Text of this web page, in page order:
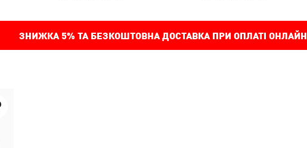
ЗНИЖКА 5% ТА БЕЗКОШТОВНА ДОСТАВКА ПРИ ОПЛАТІ ОНЛАЙН